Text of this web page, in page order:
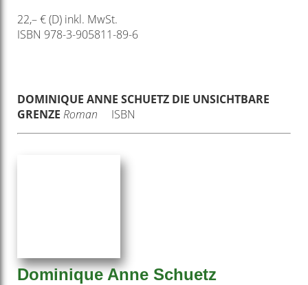
22,– € (D) inkl. MwSt.
ISBN 978-3-905811-89-6
DOMINIQUE ANNE SCHUETZ DIE UNSICHTBARE
GRENZE Roman ISBN
Dominique Anne Schuetz